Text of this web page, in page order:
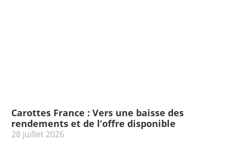
Carottes France : Vers une baisse des
rendements et de l’offre disponible
28 juillet 2026